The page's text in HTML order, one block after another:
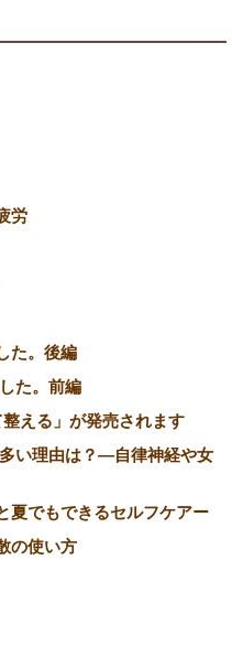
労
た。後編
た。前編
える」が発売されます
い理由は？―自律神経や女
夏でもできるセルフケアー
の使い方